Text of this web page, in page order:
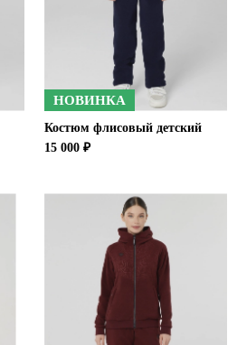
НОВИНКА
Костюм флисовый детский
15 000 ₽